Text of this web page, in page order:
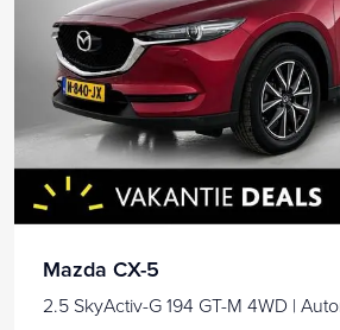
Mazda CX-5
2.5 SkyActiv-G 194 GT-M 4WD |